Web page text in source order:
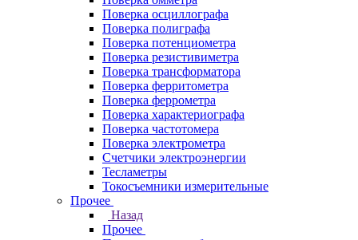
Поверка осциллографа
Поверка полиграфа
Поверка потенциометра
Поверка резистивиметра
Поверка трансформатора
Поверка ферритометра
Поверка феррометра
Поверка характериографа
Поверка частотомера
Поверка электрометра
Счетчики электроэнергии
Тесламетры
Токосъемники измерительные
Прочее
Назад
Прочее